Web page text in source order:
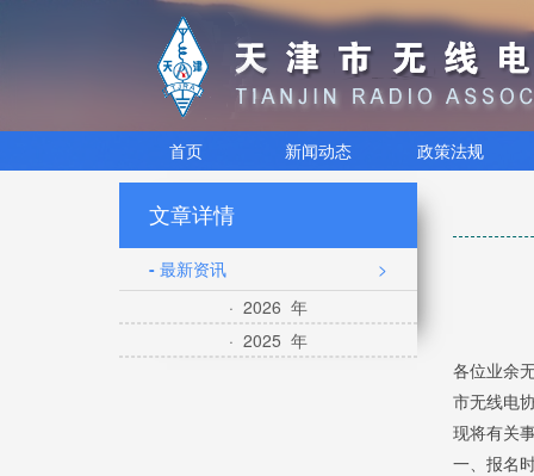
首页 新闻动态 政策法规
文章详情
- 最新资讯
>
· 2026 年
· 2025 年
各位业余
市无线电
现将有关
一、报名